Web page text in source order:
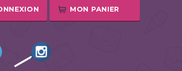
MON PANIER